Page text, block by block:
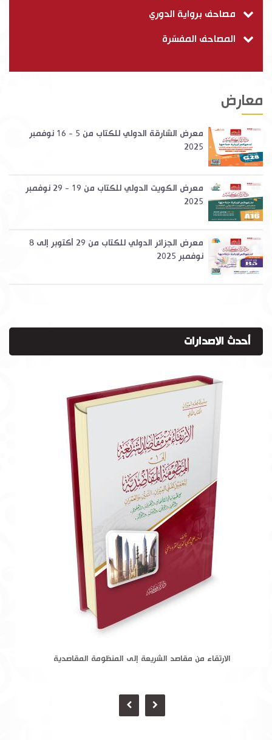
مصاحف برواية الدوري
المصاحف المفسّرة
معارض
معرض الشارقة الدولي للكتاب من 5 - 16 نوفمبر
2025
معرض الكويت الدولي للكتاب من 19 - 29 نوفمبر
2025
معرض الجزائر الدولي للكتاب من 29 أكتوبر إلى 8
نوفمبر 2025
أحدث الاصدارات
الارتقاء من مقاصد الشريعة إلى المنظومة المقاصدية